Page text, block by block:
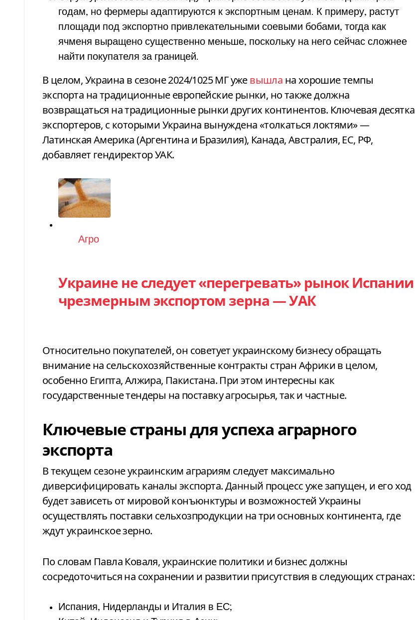
годам, но фермеры адаптируются к экспортным ценам. К примеру, растут
площади под экспортно привлекательными соевыми бобами, тогда как
ячменя выращено существенно меньше, поскольку на него сейчас сложнее
найти покупателя за границей.
В целом, Украина в сезоне 2024/1025 МГ ужевышла на хорошие темпы
экспорта на традиционные европейские рынки, но также должна
возвращаться на традиционные рынки других континентов. Ключевая десятка
экспортеров, с которыми Украина вынуждена «толкаться локтями» —
Латинская Америка (Аргентина и Бразилия), Канада, Австралия, ЕС, РФ,
добавляет гендиректор УАК.
Категория
Агро
Украине не следует «перегревать» рынок Испании
чрезмерным экспортом зерна — УАК
Относительно покупателей, он советует украинскому бизнесу обращать
внимание на сельскохозяйственные контракты стран Африки в целом,
особенно Египта, Алжира, Пакистана. При этом интересны как
государственные тендеры на поставку агросырья, так и частные.
Ключевые страны для успеха аграрного
экспорта
В текущем сезоне украинским аграриям следует максимально
диверсифицировать каналы экспорта. Данный процесс уже запущен, и его ход
будет зависеть от мировой конъюнктуры и возможностей Украины
осуществлять поставки сельхозпродукции на три основных континента, где
ждут украинское зерно.
По словам Павла Коваля, украинские политики и бизнес должны
сосредоточиться на сохранении и развитии присутствия в следующих странах:
Испания, Нидерланды и Италия в ЕС;